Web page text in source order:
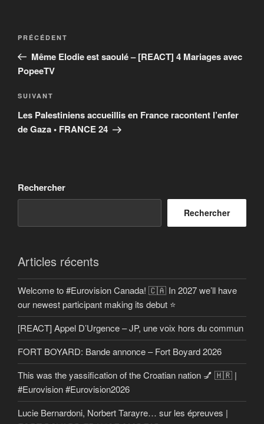
Navigation
l’article
Article
précédent
PRÉCÉDENT
Même Elodie est saoulé – [REACT] 4 Mariages avec
PopeeTV
Article
suivant
SUIVANT
Les Palestiniens accueillis en France racontent l’enfer
de Gaza • FRANCE 24
Rechercher
Rechercher
Articles récents
Welcome to #Eurovision Canada! 🇨🇦 In 2027 we’ll have
our newest participant making its debut ⭐
[REACT] Appel D’Urgence – JP, une voix hors du commun
FORT BOYARD: Bande annonce – Fort Boyard 2026
This was the yassification of the Croatian nation 💅 🇭🇷 |
#Eurovision #Eurovision2026
Lucie Bernardoni, Norbert Tarayre… sur les épreuves |